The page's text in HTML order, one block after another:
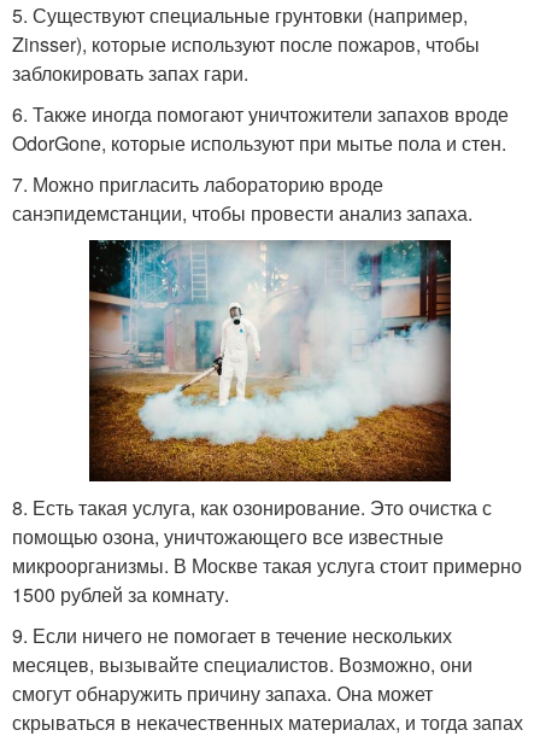
5. Существуют специальные грунтовки (например,
Zinsser), которые используют после пожаров, чтобы
заблокировать запах гари.
6. Также иногда помогают уничтожители запахов вроде
OdorGone, которые используют при мытье пола и стен.
7. Можно пригласить лабораторию вроде
санэпидемстанции, чтобы провести анализ запаха.
8. Есть такая услуга, как озонирование. Это очистка с
помощью озона, уничтожающего все известные
микроорганизмы. В Москве такая услуга стоит примерно
1500 рублей за комнату.
9. Если ничего не помогает в течение нескольких
месяцев, вызывайте специалистов. Возможно, они
смогут обнаружить причину запаха. Она может
скрываться в некачественных материалах, и тогда запах